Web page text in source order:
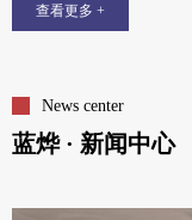
查看更多 +
News center
蓝烨 · 新闻中心